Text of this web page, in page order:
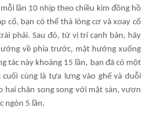
lần 10 nhịp theo chiều kim đồng hồ
cổ, bạn có thể thả lỏng cơ và xoay cổ
phải. Sau đó, từ vị trí cạnh bàn, hãy
về phía trước, mặt hướng xuống
tác này khoảng 15 lần, bạn đã có một
cùng là tựa lưng vào ghế và duỗi
hai chân song song với mặt sàn, vươn
ngón 5 lần.